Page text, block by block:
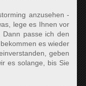
anzusehen -
lege es Ihnen vor
passe ich den
es wieder
geben
es solange, bis Sie